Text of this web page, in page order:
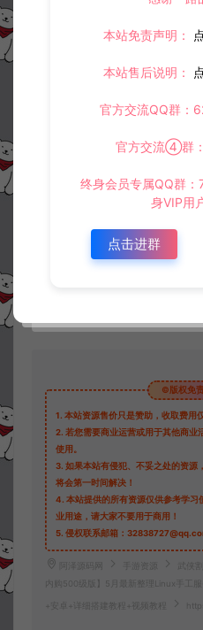
30 星
©版权免
1. 本站资源售价只是赞助，收取费用
2. 若您需要商业运营或用于其他商业
使用。
3. 如果本站有侵犯、不妥之处的资源
将会第一时间解决！
4. 本站提供的所有资源仅供参考学习
业用途，请大家不要用于商用！
5. 侵权联系邮箱：
阿泽源码网 手游资源
武侠
内购500级版】5月最新整理Linux手工
+安卓+详细搭建教程+视频教程
本站免责声明：
本站售后说明：
官方交流QQ群：
官方交流④群
终身会员专属QQ群
身VIP用
点击进群